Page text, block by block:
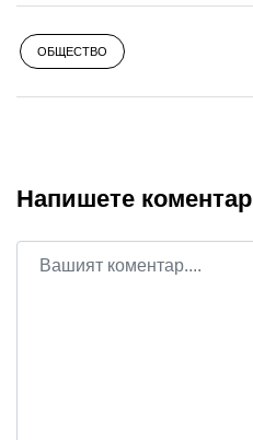
ОБЩЕСТВО
Напишете коментар